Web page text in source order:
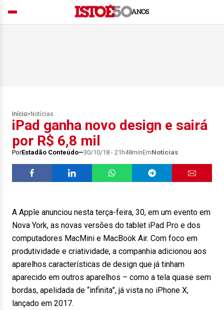
Início> Notícias
iPad ganha novo design e sairá
por R$ 6,8 mil
PorEstadão Conteúdo 30/10/18 - 21h48minEmNotícias
A Apple anunciou nesta terça-feira, 30, em um evento em
Nova York, as novas versões do tablet iPad Pro e dos
computadores MacMini e MacBook Air. Com foco em
produtividade e criatividade, a companhia adicionou aos
aparelhos características de design que já tinham
aparecido em outros aparelhos – como a tela quase sem
bordas, apelidada de “infinita”, já vista no iPhone X,
lançado em 2017.